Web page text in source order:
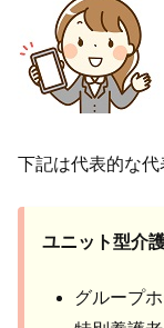
下記は代表的な代
ユニット型介
グループ